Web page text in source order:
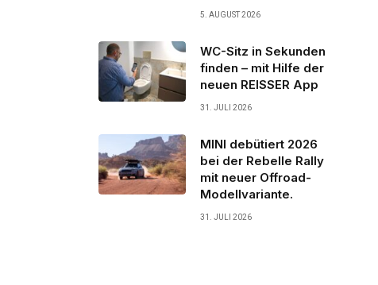
5. AUGUST 2026
WC-Sitz in Sekunden
finden – mit Hilfe der
neuen REISSER App
31. JULI 2026
MINI debütiert 2026
bei der Rebelle Rally
mit neuer Offroad-
Modellvariante.
31. JULI 2026